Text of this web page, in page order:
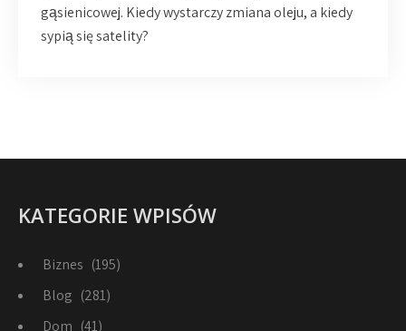
gąsienicowej. Kiedy wystarczy zmiana oleju, a kiedy
sypią się satelity?
KATEGORIE WPISÓW
Biznes (195)
Blog (281)
Dom (41)